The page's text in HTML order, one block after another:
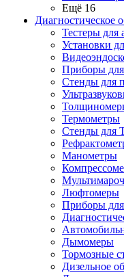
Ещё 16
Диагностическое
Тестеры для
Установки
Приборы для
Стенды для
Термометры
Стенды для
Манометры
Люфтомеры
Приборы для
Дымомеры
Тормозные
Дизельное